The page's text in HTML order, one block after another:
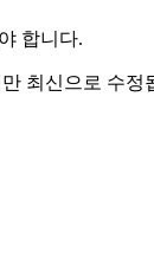
합니다.
최신으로 수정